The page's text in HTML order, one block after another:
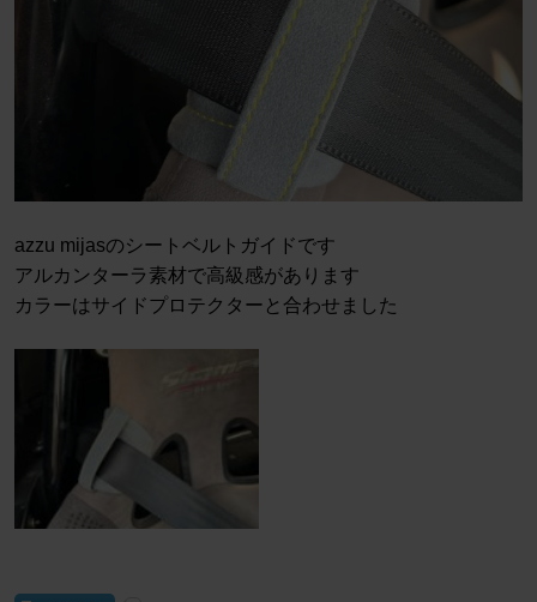
azzu mijasのシートベルトガイドです
アルカンターラ素材で高級感があります
カラーはサイドプロテクターと合わせました